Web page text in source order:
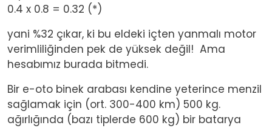
0.4 x 0.8 = 0.32 (*)
yani %32 çıkar, ki bu eldeki içten yanmalı motor
verimliliğinden pek de yüksek değil! Ama
hesabımız burada bitmedi.
Bir e-oto binek arabası kendine yeterince menzil
sağlamak için (ort. 300-400 km) 500 kg.
ağırlığında (bazı tiplerde 600 kg) bir batarya